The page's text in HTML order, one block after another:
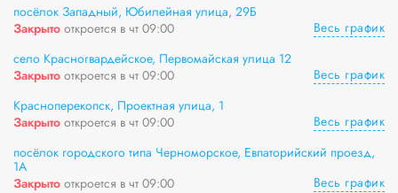
посёлок Западный, Юбилейная улица, 29Б
Закрыто откроется в чт 09:00
Весь график
село Красногвардейское, Первомайская улица 12
Закрыто откроется в чт 09:00
Весь график
Красноперекопск, Проектная улица, 1
Закрыто откроется в чт 09:00
Весь график
посёлок городского типа Черноморское, Евпаторийский проезд,
1А
Закрыто откроется в чт 09:00 Весь график